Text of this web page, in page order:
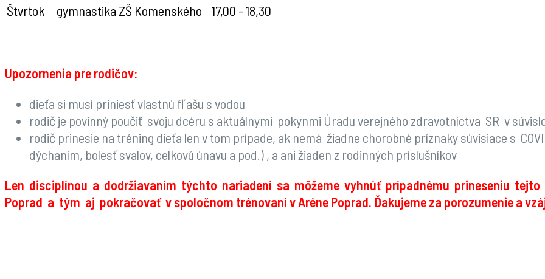
Štvrtok
gymnastika ZŠ Komenského 17,00 - 18,30
Upozornenia pre rodičov:
dieťa si musí priniesť vlastnú fľašu s vodou
rodič je povinný poučiť svoju dcéru s aktuálnymi pokynmi Úradu verejného zdravotníctva SR v
rodič prinesie na tréning dieťa len v tom prípade, ak nemá žiadne chorobné príznaky súvisiace s
dýchaním, bolesť svalov, celkovú únavu a pod.) , a ani žiaden z rodinných príslušníkov
Len disciplínou a dodržiavaním týchto nariadení sa môžeme vyhnúť prípadnému prineseniu tejto
Poprad a tým aj pokračovať v spoločnom trénovaní v Aréne Poprad. Ďakujeme za porozumenie a